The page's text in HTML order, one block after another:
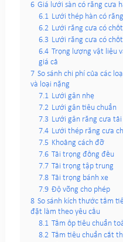
6 Giá lưới sàn có răng cưa
6.1 Lưới thép hàn có
6.2 Lưới răng cưa có
6.3 Lưới răng cưa có
6.4 Trọng lượng vật liệu
giá cả
7 So sánh chi phí của các
và loại nặng
7.1 Lưới gân nhẹ
7.2 Lưới gân tiêu chuẩn
7.3 Lưới gân răng cưa
7.4 Lưới thép răng cưa
7.5 Khoảng cách đỡ
7.6 Tải trọng đồng đều
7.7 Tải trọng tập trung
7.8 Tải trọng bánh xe
7.9 Độ võng cho phép
8 So sánh kích thước tấm
đặt làm theo yêu cầu
8.1 Tấm ốp tiêu chuẩn
8.2 Tấm tiêu chuẩn cắt